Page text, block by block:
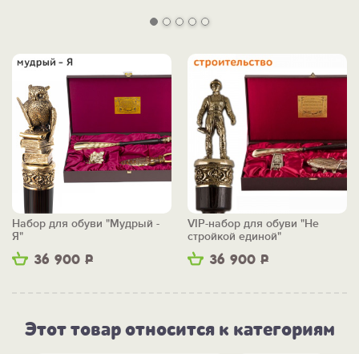
36 900 Р
Набор для обуви "Мудрый -
Я"
36 900 Р
VIP-набор для обуви "Не
стройкой единой"
Этот товар относится к категориям